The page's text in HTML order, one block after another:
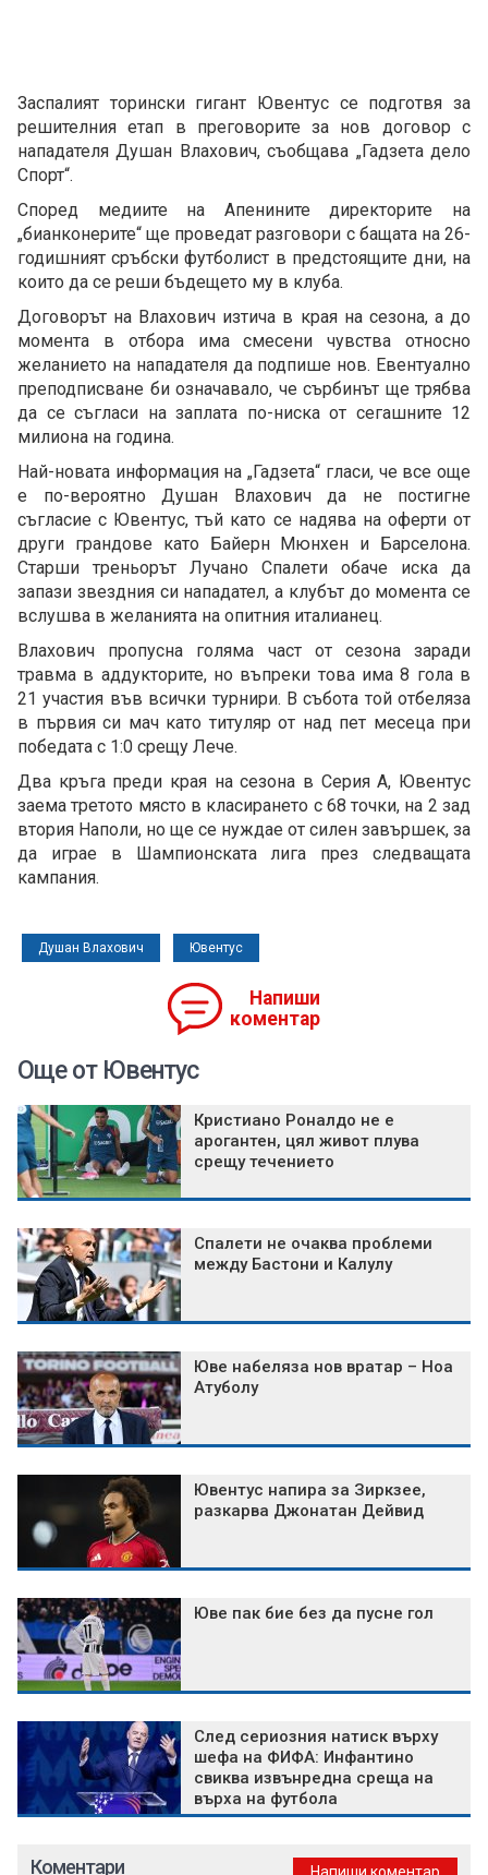
Заспалият торински гигант Ювентус се подготвя за
решителния етап в преговорите за нов договор с
нападателя Душан Влахович, съобщава „Гадзета дело
Спорт“.
Според медиите на Апенините директорите на
„бианконерите“ ще проведат разговори с бащата на 26-
годишният сръбски футболист в предстоящите дни, на
които да се реши бъдещето му в клуба.
Договорът на Влахович изтича в края на сезона, а до
момента в отбора има смесени чувства относно
желанието на нападателя да подпише нов. Евентуално
преподписване би означавало, че сърбинът ще трябва
да се съгласи на заплата по-ниска от сегашните 12
милиона на година.
Най-новата информация на „Гадзета“ гласи, че все още
е по-вероятно Душан Влахович да не постигне
съгласие с Ювентус, тъй като се надява на оферти от
други грандове като Байерн Мюнхен и Барселона.
Старши треньорът Лучано Спалети обаче иска да
запази звездния си нападател, а клубът до момента се
вслушва в желанията на опитния италианец.
Влахович пропусна голяма част от сезона заради
травма в аддукторите, но въпреки това има 8 гола в
21 участия във всички турнири. В събота той отбеляза
в първия си мач като титуляр от над пет месеца при
победата с 1:0 срещу Лече.
Два кръга преди края на сезона в Серия А, Ювентус
заема третото място в класирането с 68 точки, на 2 зад
втория Наполи, но ще се нуждае от силен завършек, за
да играе в Шампионската лига през следващата
кампания.
Душан Влахович Ювентус
Напиши
коментар
Още от Ювентус
Кристиано Роналдо не е
арогантен, цял живот плува
срещу течението
Спалети не очаква проблеми
между Бастони и Калулу
Юве набеляза нов вратар – Ноа
Атуболу
Ювентус напира за Зиркзее,
разкарва Джонатан Дейвид
Юве пак бие без да пусне гол
След сериозния натиск върху
шефа на ФИФА: Инфантино
свиква извънредна среща на
върха на футбола
Коментари